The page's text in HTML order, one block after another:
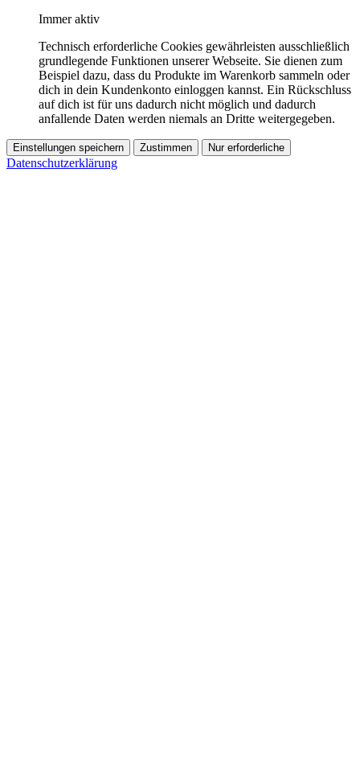
Immer aktiv
Technisch erforderliche Cookies gewährleisten ausschließlich
grundlegende Funktionen unserer Webseite. Sie dienen zum
Beispiel dazu, dass du Produkte im Warenkorb sammeln oder
dich in dein Kundenkonto einloggen kannst. Ein Rückschluss
auf dich ist für uns dadurch nicht möglich und dadurch
anfallende Daten werden niemals an Dritte weitergegeben.
Einstellungen speichern Zustimmen Nur erforderliche
Datenschutzerklärung